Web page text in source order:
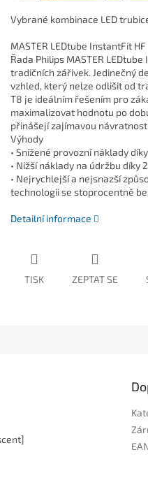
Vybrané kombinace LED
MASTER LEDtube InstantFit HF
Řada Philips MASTER
tradičních zářivek. Jedinečný
vzhled, který nelze odlišit od
T8 je ideálním řešením pro
maximalizovat hodnotu po
přinášejí zajímavou
Výhody
• Snížené provozní náklady
• Nižší náklady na údržbu
• Nejrychlejší a nejsnazší
technologii se stoprocentně
Detailní informace
TISK ZEPTAT SE